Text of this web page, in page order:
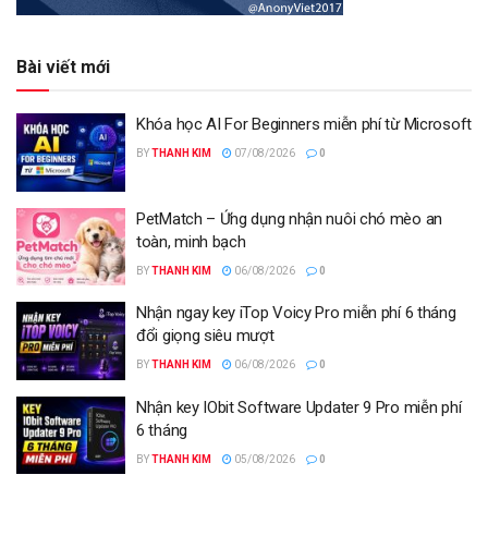
Bài viết mới
Khóa học AI For Beginners miễn phí từ Microsoft
BYTHANH KIM 07/08/2026 0
PetMatch – Ứng dụng nhận nuôi chó mèo an
toàn, minh bạch
BYTHANH KIM 06/08/2026 0
Nhận ngay key iTop Voicy Pro miễn phí 6 tháng
đổi giọng siêu mượt
BYTHANH KIM 06/08/2026 0
Nhận key IObit Software Updater 9 Pro miễn phí
6 tháng
BYTHANH KIM 05/08/2026 0